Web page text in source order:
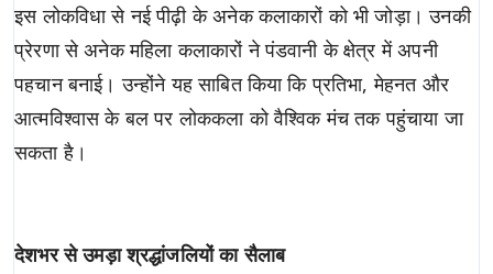
इस लोकविधा से नई पीढ़ी के अनेक कलाकारों को भी जोड़ा। उनकी
प्रेरणा से अनेक महिला कलाकारों ने पंडवानी के क्षेत्र में अपनी
पहचान बनाई। उन्होंने यह साबित किया कि प्रतिभा, मेहनत और
आत्मविश्वास के बल पर लोककला को वैश्विक मंच तक पहुंचाया जा
सकता है।
देशभर से उमड़ा श्रद्धांजलियों का सैलाब